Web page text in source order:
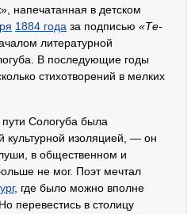
напечатанная в детском
1884 года за подписью «Те-
литературной
В последующие годы
стихотворений в мелких
Сологуба была
культурной изоляцией, — он
в общественном и
не мог. Поэт мечтал
, где было можно вполне
перевестись в столицу